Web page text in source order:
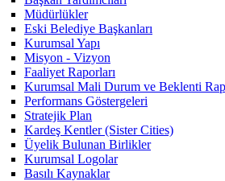
Müdürlükler
Eski Belediye Başkanları
Kurumsal Yapı
Misyon - Vizyon
Faaliyet Raporları
Kurumsal Mali Durum ve Beklenti
Performans Göstergeleri
Stratejik Plan
Kardeş Kentler (Sister Cities)
Üyelik Bulunan Birlikler
Kurumsal Logolar
Basılı Kaynaklar